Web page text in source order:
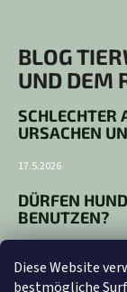
Diese Website
bestmögliche
BLOG
UND DEM
SCHLECHTER
URSACHEN
17.5.2026
DÜRFEN
BENUTZEN?
HARTE